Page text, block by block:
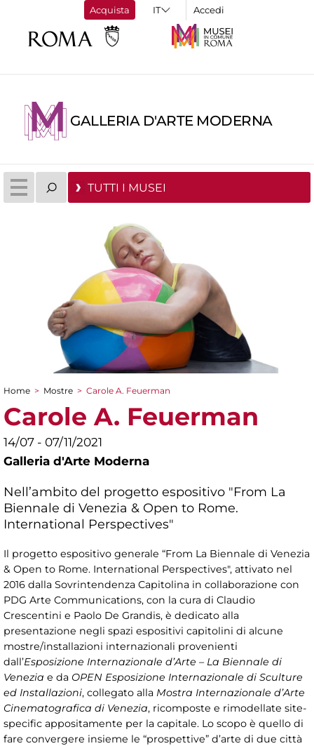
Acquista Accedi
GALLERIA D'ARTE MODERNA
TUTTI I MUSEI
Tu sei qui
Home > Mostre > Carole A. Feuerman
Carole A. Feuerman
14/07 - 07/11/2021
Galleria d'Arte Moderna
Nell’ambito del progetto espositivo "From La
Biennale di Venezia & Open to Rome.
International Perspectives"
Il progetto espositivo generale “From La Biennale di Venezia
& Open to Rome. International Perspectives", attivato nel
2016 dalla Sovrintendenza Capitolina in collaborazione con
PDG Arte Communications, con la cura di Claudio
Crescentini e Paolo De Grandis, è dedicato alla
presentazione negli spazi espositivi capitolini di alcune
mostre/installazioni internazionali provenienti
dall’Esposizione Internazionale d’Arte – La Biennale di
Venezia e da OPEN Esposizione Internazionale di Sculture
ed Installazioni, collegato alla Mostra Internazionale d’Arte
Cinematografica di Venezia, ricomposte e rimodellate site-
specific appositamente per la capitale. Lo scopo è quello di
fare convergere insieme le “prospettive” d’arte di due città